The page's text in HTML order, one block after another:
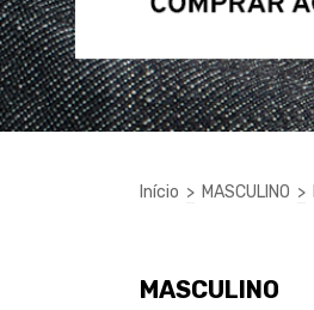
Início > MASCULINO >
MASCULINO